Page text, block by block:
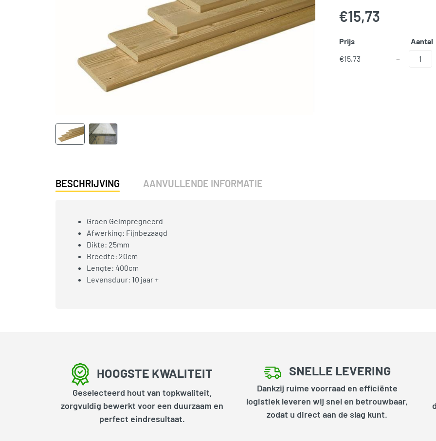
€15,73
Prijs Aantal
€15,73 −
BESCHRIJVING AANVULLENDE INFORMATIE
Groen Geimpregneerd
Afwerking: Fijnbezaagd
Dikte: 25mm
Breedte: 20cm
Lengte: 400cm
Levensduur: 10 jaar +
HOOGSTE KWALITEIT
Geselecteerd hout van topkwaliteit,
zorgvuldig bewerkt voor een duurzaam en
perfect eindresultaat.
SNELLE LEVERING
Dankzij ruime voorraad en efficiënte
logistiek leveren wij snel en betrouwbaar,
zodat u direct aan de slag kunt.